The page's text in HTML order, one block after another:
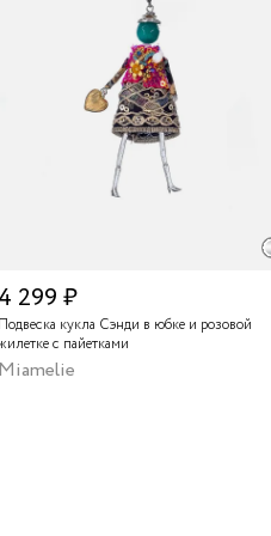
4 299 ₽
Подвеска кукла Сэнди в юбке и розовой
с пайетками
Miamelie